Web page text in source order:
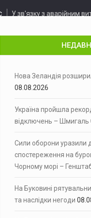
5 серпня до поліції
«Сиваш» у Чорному
пожежа в…
переховувався у
Нова Зеландія
08.08.2026
Україна пройшла
відключень – Шмигаль
Сили оборони уразили
спостереження на
Чорному морі –
На Буковині
та наслідки негоди